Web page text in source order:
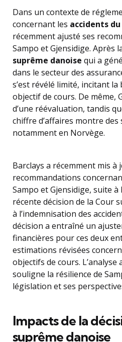
Dans un contexte de
concernant les accidents
récemment ajusté ses
Sampo et Gjensidige. Après
suprême danoise qui a
dans le secteur des
s’est révélé limité, incitant
objectif de cours. De même,
d’une réévaluation, tandis
chiffre d’affaires montre
notamment en Norvège.
Barclays a récemment mis à
recommandations
Sampo et Gjensidige, suite à
récente décision de la Cour
à l’indemnisation des
décision a entraîné un
financières pour ces deux
estimations révisées
objectifs de cours.
souligne la résilience de
législation et ses
Impacts de la
suprême danoise